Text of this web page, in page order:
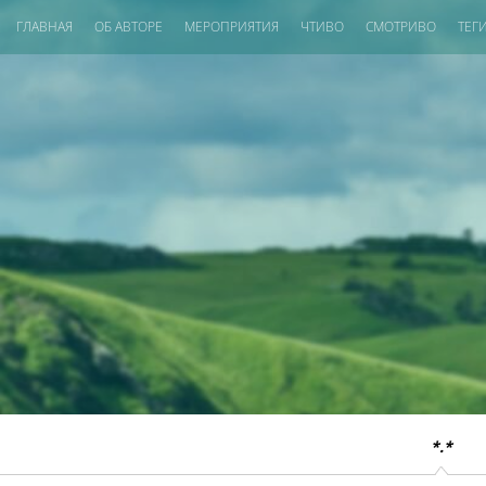
ГЛАВНАЯ ОБ АВТОРЕ МЕРОПРИЯТИЯ ЧТИВО СМОТРИВО
*.*